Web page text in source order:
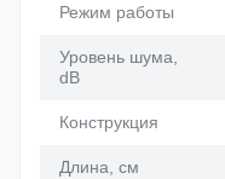
Режим работы
Уровень шума,
dB
Конструкция
Длина, см